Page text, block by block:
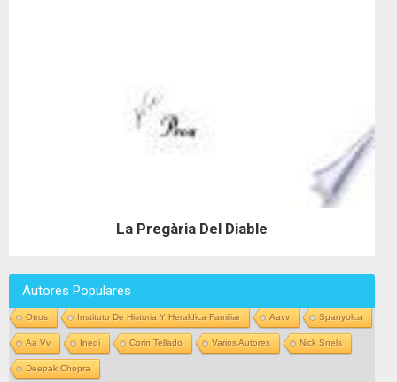
La Pregària Del Diable
Autores Populares
Otros Instituto De Historia Y Heraldica Familiar Aavv Spanyolca
Aa Vv Inegi Corin Tellado Varios Autores Nick Snels
Deepak Chopra